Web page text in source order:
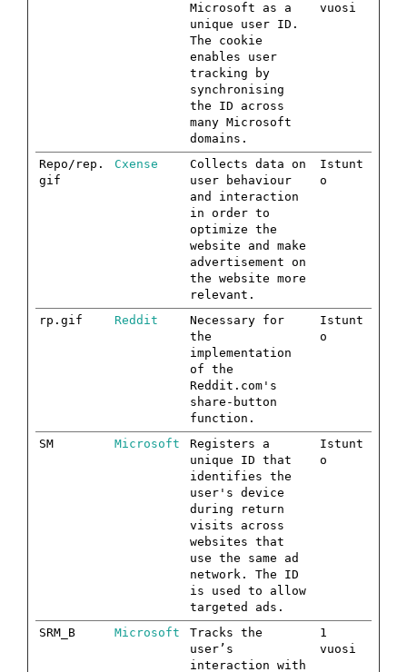
Microsoft as a
unique user ID.
The cookie
enables user
tracking by
synchronising
the ID across
many Microsoft
domains.
vuosi
Repo/rep.
gif
Cxense
Collects data on
user behaviour
and interaction
in order to
optimize the
website and make
advertisement on
the website more
relevant.
Istunt
o
rp.gif Reddit
Necessary for
the
implementation
of the
Reddit.com's
share-button
function.
Istunt
o
SM Microsoft
Registers a
unique ID that
identifies the
user's device
during return
visits across
websites that
use the same ad
network. The ID
is used to allow
targeted ads.
Istunt
o
SRM_B Microsoft
Tracks the
user’s
interaction with
1
vuosi